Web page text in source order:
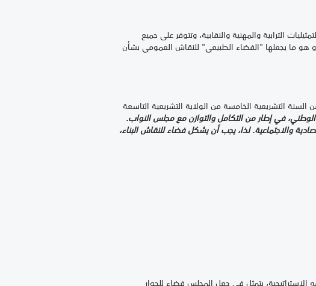
الترابية والمهنية والنقابية، وتتوفر على جميع
و هو ما يجعلها "الفضاء الطبيعي" للنقاش العمومي بشأن
التشريعية الخامسة من الولاية التشريعية التاسعة
في إطار من التكامل والتوازن مع مجلس النواب.
والاجتماعية. لذا، يجب أن يشكل فضاء للنقاش البناء،
يتمثل في جعل المجلس فضاء للحوار